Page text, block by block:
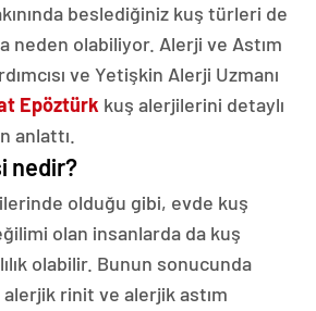
beslediğiniz kuş türleri de
neden olabiliyor. Alerji ve Astım
ve Yetişkin Alerji Uzmanı
Epöztürk kuş alerjilerini detaylı
anlattı.
nedir?
olduğu gibi, evde kuş
olan insanlarda da kuş
olabilir. Bunun sonucunda
rinit ve alerjik astım